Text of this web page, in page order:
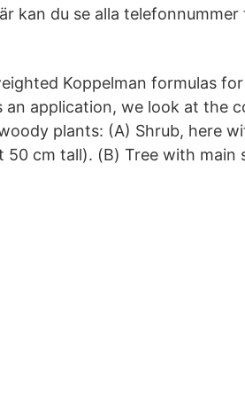
kan du se alla telefonnummer
Koppelman formulas
an application, we look at the
plants: (A) Shrub, here
cm tall). (B) Tree with main